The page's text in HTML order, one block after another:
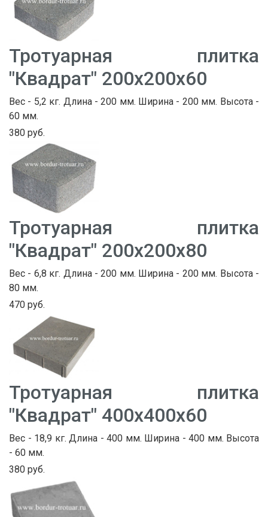
Тротуарная плитка
"Квадрат" 200х200х60
Вес - 5,2 кг. Длина - 200 мм. Ширина - 200 мм. Высота -
60 мм.
380 руб.
Тротуарная плитка
"Квадрат" 200х200х80
Вес - 6,8 кг. Длина - 200 мм. Ширина - 200 мм. Высота -
80 мм.
470 руб.
Тротуарная плитка
"Квадрат" 400х400х60
Вес - 18,9 кг. Длина - 400 мм. Ширина - 400 мм. Высота
- 60 мм.
380 руб.